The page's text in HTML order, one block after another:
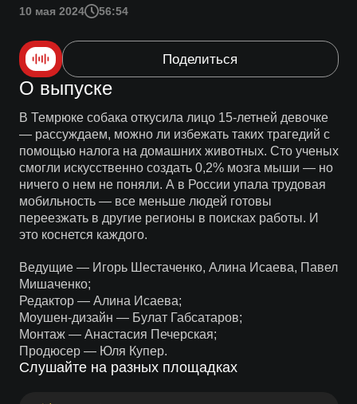
10 мая 2024 56:54
Поделиться
О выпуске
В Темрюке собака откусила лицо 15-летней девочке
— рассуждаем, можно ли избежать таких трагедий с
помощью налога на домашних животных. Сто ученых
смогли искусственно создать 0,2% мозга мыши — но
ничего о нем не поняли. А в России упала трудовая
мобильность — все меньше людей готовы
переезжать в другие регионы в поисках работы. И
это коснется каждого.
Ведущие — Игорь Шестаченко, Алина Исаева, Павел
Мишаченко;
Редактор — Алина Исаева;
Моушен-дизайн — Булат Габсатаров;
Монтаж — Анастасия Печерская;
Продюсер — Юля Купер.
Слушайте на разных площадках